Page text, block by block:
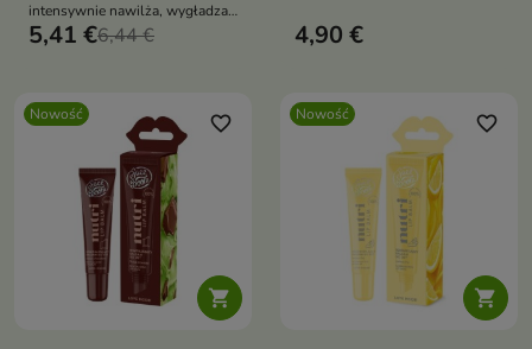
intensywnie nawilża, wygładza i
chroni delikatną skórę ust przed
5,41 €6,44 €
glow.
4,90 €
Nowość

favorite_border Nowość

favorite_border